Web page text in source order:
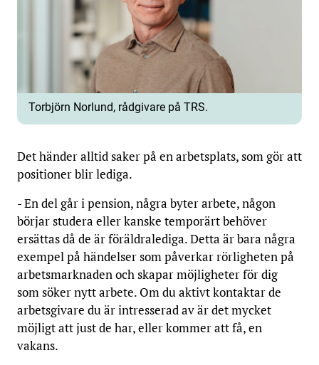
Torbjörn Norlund, rådgivare på TRS.
Det händer alltid saker på en arbetsplats, som gör att
positioner blir lediga.
- En del går i pension, några byter arbete, någon
börjar studera eller kanske temporärt behöver
ersättas då de är föräldralediga. Detta är bara några
exempel på händelser som påverkar rörligheten på
arbetsmarknaden och skapar möjligheter för dig
som söker nytt arbete. Om du aktivt kontaktar de
arbetsgivare du är intresserad av är det mycket
möjligt att just de har, eller kommer att få, en
vakans.